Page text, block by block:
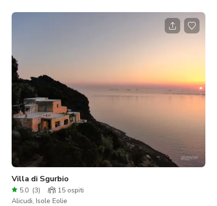
cinematografiche alla ricerca di un'estetica italiana autentica
Villa di Sgurbio
5.0 (3) 15 ospiti
Alicudi, Isole Eolie